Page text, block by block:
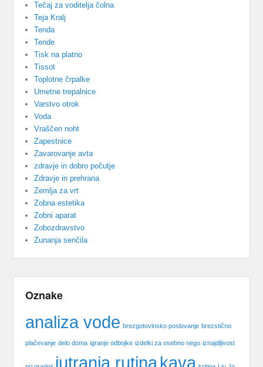
Tečaj za voditelja čolna
Teja Kralj
Tenda
Tende
Tisk na platno
Tissot
Toplotne črpalke
Umetne trepalnice
Varstvo otrok
Voda
Vraščen noht
Zapestnice
Zavarovanje avta
zdravje in dobro počutje
Zdravje in prehrana
Zemlja za vrt
Zobna estetika
Zobni aparat
Zobozdravstvo
Zunanja senčila
Oznake
analiza vode brezgotovinsko poslovanje brezstično
plačevanje delo doma igranje odbojke izdelki za osebno nego iznajdljivost
jutranja rutina kava